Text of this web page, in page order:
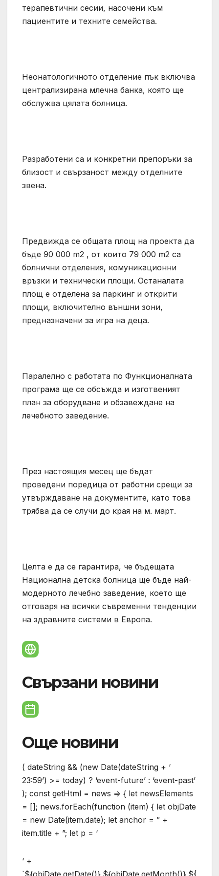
терапевтични сесии, насочени към
пациентите и техните семейства.
Неонатологичното отделение пък включва
централизирана млечна банка, която ще
обслужва цялата болница.
Разработени са и конкретни препоръки за
близост и свързаност между отделните
звена.
Предвижда се общата площ на проекта да
бъде 90 000 m2 , от които 79 000 m2 са
болнични отделения, комуникационни
връзки и технически площи. Останалата
площ е отделена за паркинг и открити
площи, включително външни зони,
предназначени за игра на деца.
Паралелно с работата по Функционалната
програма ще се обсъжда и изготвеният
план за оборудване и обзавеждане на
лечебното заведение.
През настоящия месец ще бъдат
проведени поредица от работни срещи за
утвърждаване на документите, като това
трябва да се случи до края на м. март.
Целта е да се гарантира, че бъдещата
Национална детска болница ще бъде най-
модерното лечебно заведение, което ще
отговаря на всички съвременни тенденции
на здравните системи в Европа.
Свързани новини
Още новини
( dateString && (new Date(dateString + ‘
23:59’) >= today) ? ‘event-future’ : ‘event-past’
); const getHtml = news => { let newsElements
= []; news.forEach(function (item) { let objDate
= new Date(item.date); let anchor = ” +
item.title + ”; let p = ‘
‘ +